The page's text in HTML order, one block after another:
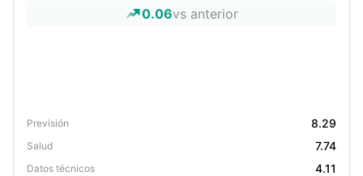
0.06vs anterior
Previsión 8.29
Salud 7.74
Datos técnicos 4.11